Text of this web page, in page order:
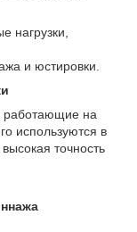
нагрузки,
и юстировки.
работающие на
используются в
точность